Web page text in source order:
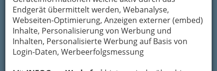
Endgerät übermittelt werden, Webanalyse,
Webseiten-Optimierung, Anzeigen externer (embed)
Inhalte, Personalisierung von Werbung und
Inhalten, Personalisierte Werbung auf Basis von
Login-Daten, Werbeerfolgsmessung